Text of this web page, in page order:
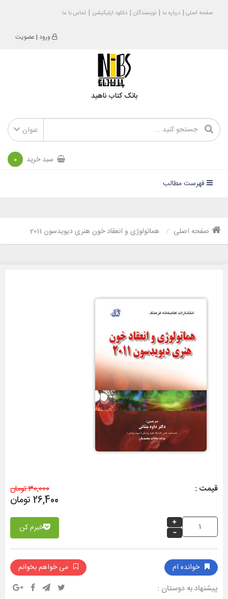
صفحه اصلی درباره ما نویسندگان دانلود اپلیکیشن تماس با ما
ورود |عضویت
بانک کتاب ناهید
عنوان
سبد خرید 0
فهرست مطالب
صفحه اصلی هماتولوژی و انعقاد خون هنری دیویدسون 2011
قیمت : 30,000 تومان
26,400 تومان
خبرم کن
خوانده ام می خواهم بخوانم
پیشنهاد به دوستان :